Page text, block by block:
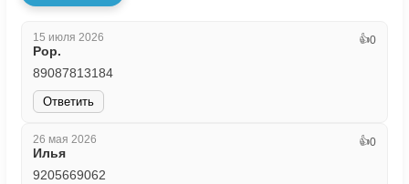
15 июля 2026
Рор.
👍0
89087813184
Ответить
26 мая 2026
Илья
👍0
9205669062